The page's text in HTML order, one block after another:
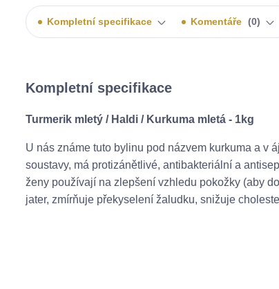
Kompletní specifikace Komentáře 0
Kompletní specifikace
Turmerik mletý / Haldi / Kurkuma mletá - 1kg
U nás známe tuto bylinu pod názvem kurkuma a v
soustavy, má protizánětlivé, antibakteriální a
ženy používají na zlepšení vzhledu pokožky (aby
jater, zmírňuje překyselení žaludku, snižuje